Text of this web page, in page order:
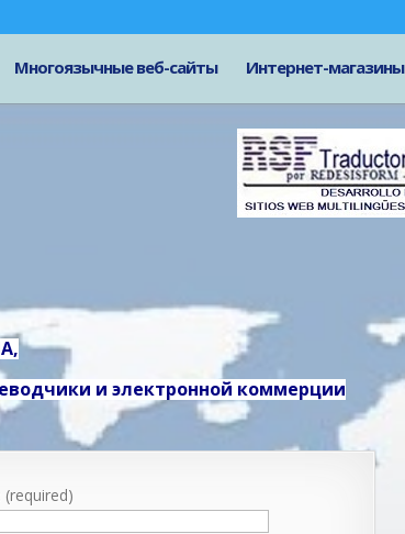
Многоязычные веб-сайты Интернет-магазины
и электронной коммерции
(required)